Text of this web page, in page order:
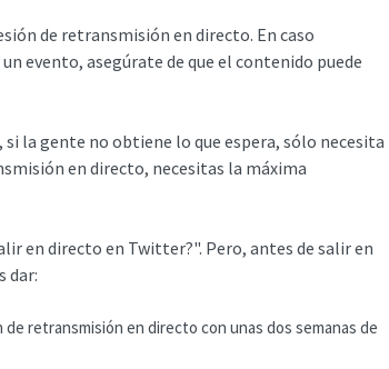
de retransmisión en directo. En caso
evento, asegúrate de que el contenido puede
la gente no obtiene lo que espera, sólo necesita
en directo, necesitas la máxima
en directo en Twitter?". Pero, antes de salir en
dar:
retransmisión en directo con unas dos semanas de